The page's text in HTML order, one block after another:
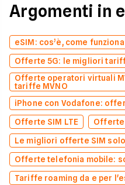
Argomenti in
eSIM: cos’è, come
Offerte 5G: le migliori
Offerte operatori virtuali
tariffe MVNO
iPhone con Vodafone:
Offerte SIM LTE
Le migliori offerte SIM
Offerte telefonia mobile:
Tariffe roaming da e per